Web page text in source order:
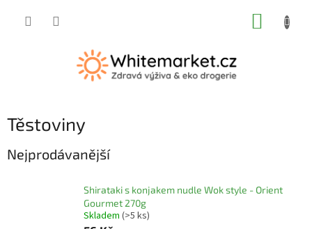
Těstoviny
Nejprodávanější
Shirataki s konjakem nudle Wok style - Orient
Gourmet 270g
Skladem (>5 ks)